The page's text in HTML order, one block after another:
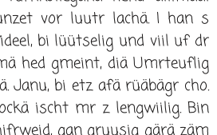
vor luutr lachä. I han s
bi lüütselig und viil uf dr
hed gmeint, diä Umrteuflig
Janu, bi etz afä rüäbägr cho.
ischt mr z lengwiilig. Bin